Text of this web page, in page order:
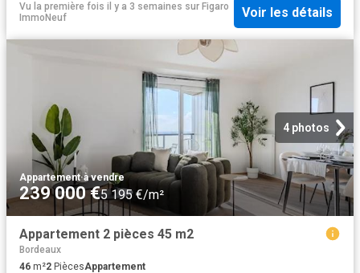
Vu la première fois il y a 3 semaines sur Figaro
ImmoNeuf
Voir les détails
4 photos
Appartement·à vendre
239 000 €5 195 €/m²
Appartement 2 pièces 45 m2
Bordeaux
46 m²2 PiècesAppartement